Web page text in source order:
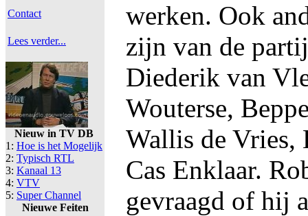
Contact
Lees verder...
Nieuw in TV DB
1: Hoe is het Mogelijk
2: Typisch RTL
3: Kanaal 13
4: VTV
5: Super Channel
Nieuwe Feiten
werken. Ook
zijn van de
Diederik van
Wouterse,
Wallis de Vries,
Cas Enklaar.
gevraagd of hij